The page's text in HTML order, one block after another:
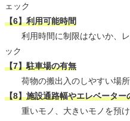
ェック
【6】利用可能時間
利用時間に制限はないか、レ
ック
【7】駐車場の有無
荷物の搬出入のしやすい場所
【8】施設通路幅やエレベーター
重いモノ、大きいモノを預け